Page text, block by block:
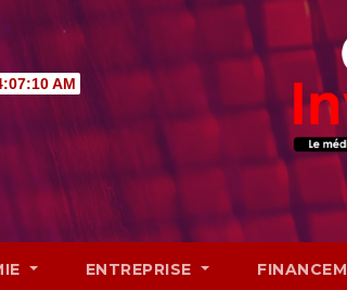
AM
ENTREPRISE